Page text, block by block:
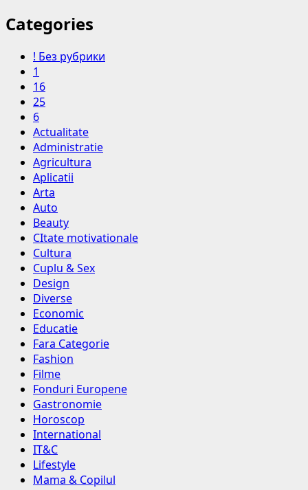
Categories
! Без рубрики
1
16
25
6
Actualitate
Administratie
Agricultura
Aplicatii
Arta
Auto
Beauty
CItate motivationale
Cultura
Cuplu & Sex
Design
Diverse
Economic
Educatie
Fara Categorie
Fashion
Filme
Fonduri Europene
Gastronomie
Horoscop
International
IT&C
Lifestyle
Mama & Copilul